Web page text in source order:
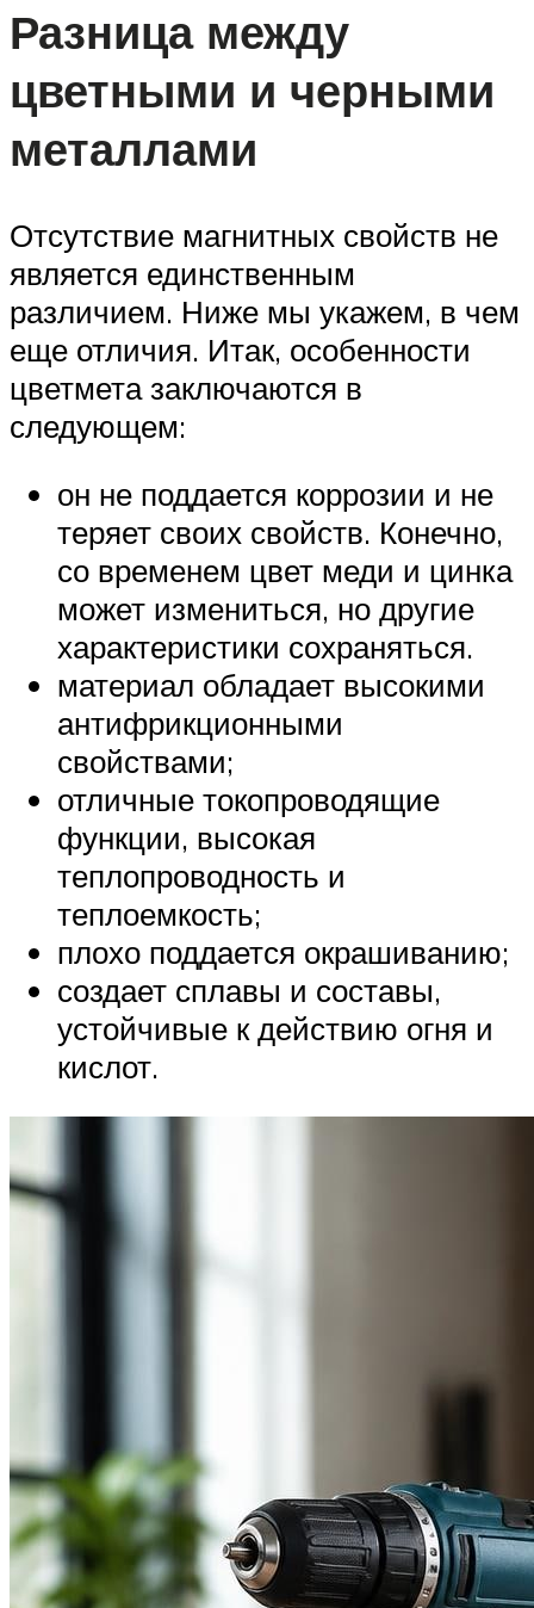
Разница между
цветными и черными
металлами
Отсутствие магнитных свойств не
является единственным
различием. Ниже мы укажем, в чем
еще отличия. Итак, особенности
цветмета заключаются в
следующем:
он не поддается коррозии и не
теряет своих свойств. Конечно,
со временем цвет меди и цинка
может измениться, но другие
характеристики сохраняться.
материал обладает высокими
антифрикционными
свойствами;
отличные токопроводящие
функции, высокая
теплопроводность и
теплоемкость;
плохо поддается окрашиванию;
создает сплавы и составы,
устойчивые к действию огня и
кислот.